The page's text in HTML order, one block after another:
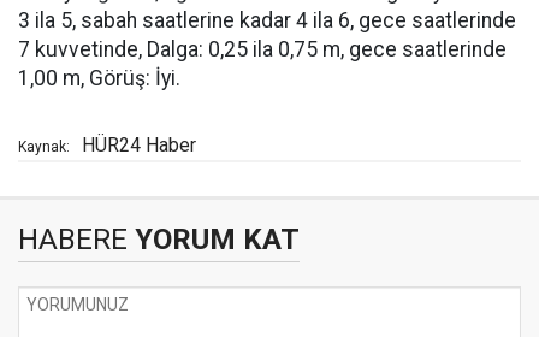
3 ila 5, sabah saatlerine kadar 4 ila 6, gece saatlerinde
7 kuvvetinde, Dalga: 0,25 ila 0,75 m, gece saatlerinde
1,00 m, Görüş: İyi.
Kaynak: HÜR24 Haber
HABERE YORUM KAT